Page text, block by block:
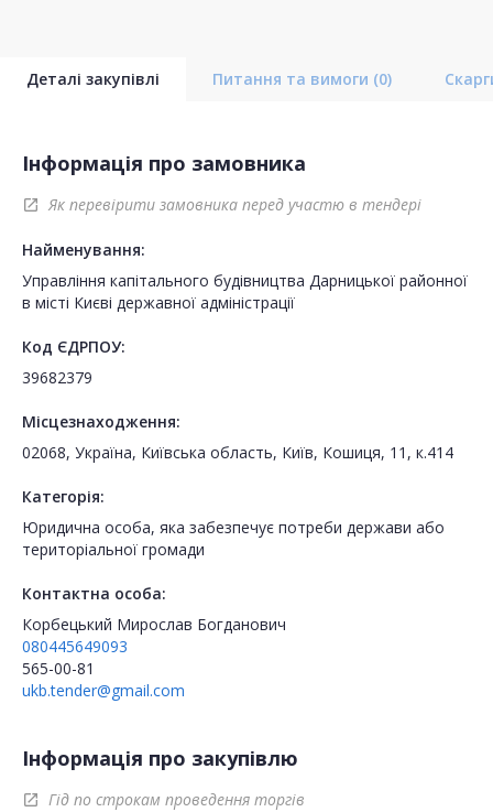
Деталі закупівлі Питання та вимоги (0)
Інформація про замовника
open_in_new Як перевірити замовника перед участю в тендері
Найменування:
Управління капітального будівництва Дарницької районної
в місті Києві державної адміністрації
Код ЄДРПОУ:
39682379
Місцезнаходження:
02068, Україна, Київська область, Київ, Кошиця, 11, к.414
Категорія:
Юридична особа, яка забезпечує потреби держави або
територіальної громади
Контактна особа:
Корбецький Мирослав Богданович
080445649093
565-00-81
ukb.tender@gmail.com
Інформація про закупівлю
open_in_new Гід по строкам проведення торгів